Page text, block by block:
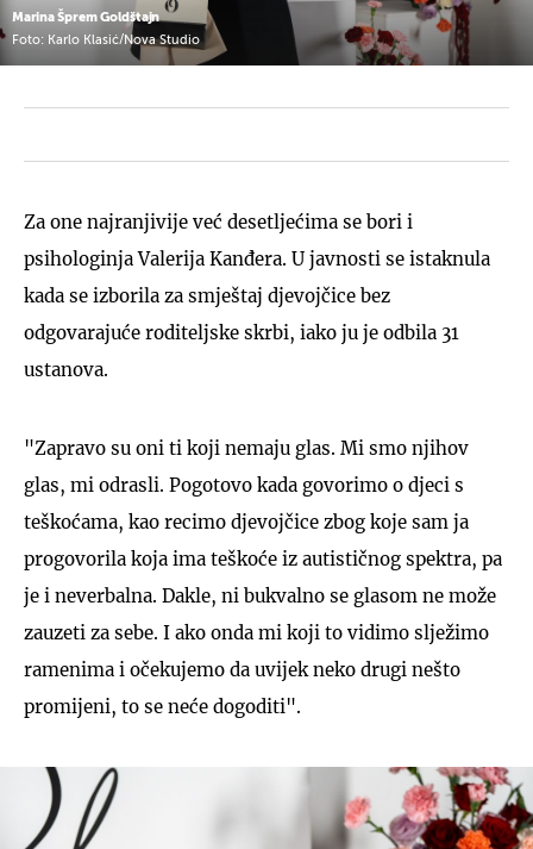
Marina Šprem Goldštajn
Foto: Karlo Klasić/Nova Studio
Za one najranjivije već desetljećima se bori i
psihologinja Valerija Kanđera. U javnosti se istaknula
kada se izborila za smještaj djevojčice bez
odgovarajuće roditeljske skrbi, iako ju je odbila 31
ustanova.
"Zapravo su oni ti koji nemaju glas. Mi smo njihov
glas, mi odrasli. Pogotovo kada govorimo o djeci s
teškoćama, kao recimo djevojčice zbog koje sam ja
progovorila koja ima teškoće iz autističnog spektra, pa
je i neverbalna. Dakle, ni bukvalno se glasom ne može
zauzeti za sebe. I ako onda mi koji to vidimo slježimo
ramenima i očekujemo da uvijek neko drugi nešto
promijeni, to se neće dogoditi".